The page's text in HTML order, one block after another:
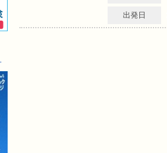
出発日